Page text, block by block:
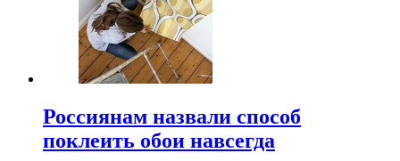
Россиянам назвали способ
поклеить обои навсегда